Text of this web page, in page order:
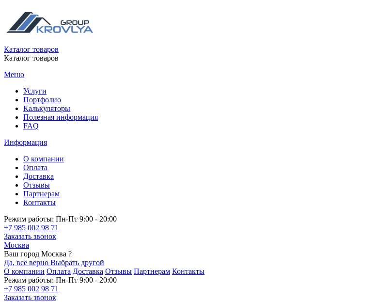
Каталог товаров
Каталог товаров
Меню
Услуги
Портфолио
Калькуляторы
Полезная информация
FAQ
Информация
О компании
Оплата
Доставка
Отзывы
Партнерам
Контакты
Режим работы: Пн-Пт 9:00 - 20:00
+7 985 002 98 71
Заказать звонок
Москва
Ваш город Москва ?
Да, все верно Выбрать другой
О компании Оплата Доставка Отзывы Партнерам Контакты
Режим работы: Пн-Пт 9:00 - 20:00
+7 985 002 98 71
Заказать звонок